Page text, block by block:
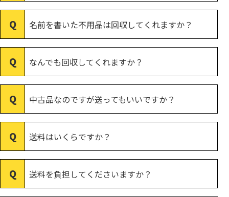
名前を書いた不用品は回収してくれますか？
なんでも回収してくれますか？
中古品なのですが送ってもいいですか？
送料はいくらですか？
送料を負担してくださいますか？